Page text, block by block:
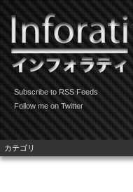
Subscribe to RSS Feeds
Follow me on Twitter
カテゴリ